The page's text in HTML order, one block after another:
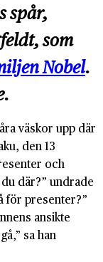
spår,
som
Nobel.
väskor upp där
den 13
och
där?” undrade
för presenter?”
ansikte
sa han